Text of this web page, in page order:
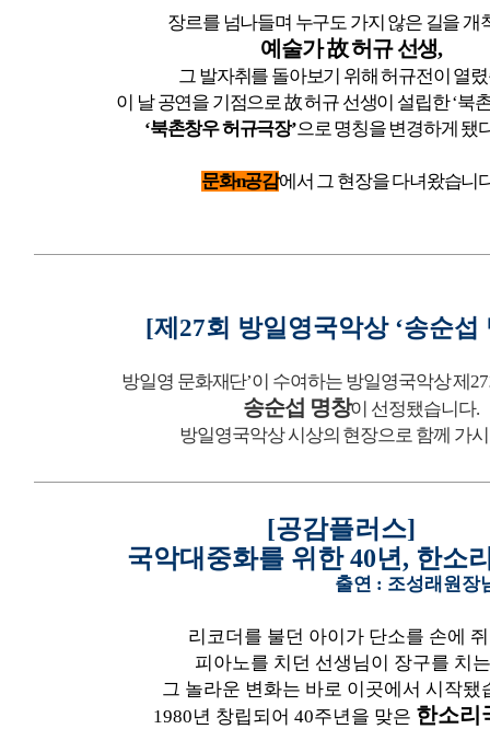
장르를 넘나들며 누구도 가지 않은 길을개
예술가故허규 선생,
그 발자취를 돌아보기 위해허규전이 열
이 날 공연을 기점으로故허규 선생이 설립한‘북
‘북촌창우 허규극장’으로명칭을 변경하게 됐
문화n공감에서 그 현장을 다녀왔습니
[제 27회 방일영국악상 ‘송순섭
방일영 문화재단’이 수여하는 방일영국악상 제27
송순섭 명창이 선정됐습니다.
방일영국악상 시상의 현장으로 함께 가
[공감플러스]
국악대중화를 위한40년, 한소
출연 : 조성래원장
리코더를 불던 아이가 단소를 손에
피아노를 치던 선생님이 장구를 치
그 놀라운 변화는 바로 이곳에서 시작됐
1980년 창립되어 40주년을 맞은 한소리